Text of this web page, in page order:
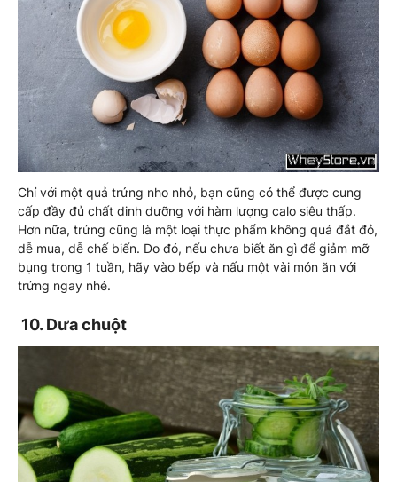
Chỉ với một quả trứng nho nhỏ, bạn cũng có thể được cung
cấp đầy đủ chất dinh dưỡng với hàm lượng calo siêu thấp.
Hơn nữa, trứng cũng là một loại thực phẩm không quá đắt đỏ,
dễ mua, dễ chế biến. Do đó, nếu chưa biết ăn gì để giảm mỡ
bụng trong 1 tuần, hãy vào bếp và nấu một vài món ăn với
trứng ngay nhé.
10. Dưa chuột